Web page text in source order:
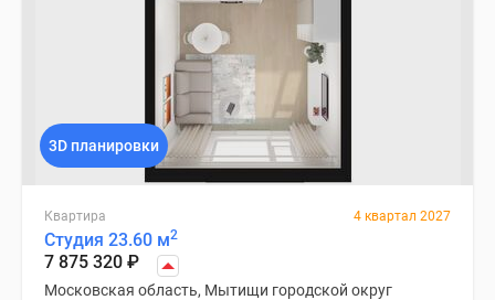
3D планировки
Квартира 4 квартал 2027
Студия 23.60 м2
7 875 320 ₽
Московская область, Мытищи городской округ